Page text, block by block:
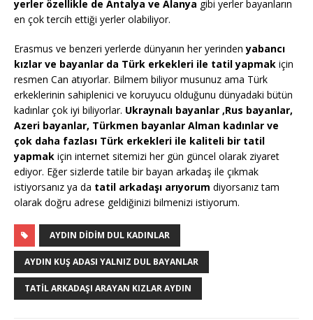
yerler özellikle de Antalya ve Alanya gibi yerler bayanların
en çok tercih ettiği yerler olabiliyor.
Erasmus ve benzeri yerlerde dünyanın her yerindenyabancı
kızlar ve bayanlar da Türk erkekleri ile tatil yapmak için
resmen Can atıyorlar. Bilmem biliyor musunuz ama Türk
erkeklerinin sahiplenici ve koruyucu olduğunu dünyadaki bütün
kadınlar çok iyi biliyorlar. Ukraynalı bayanlar ,Rus bayanlar,
Azeri bayanlar, Türkmen bayanlar Alman kadınlar ve
çok daha fazlası Türk erkekleri ile kaliteli bir tatil
yapmak için internet sitemizi her gün güncel olarak ziyaret
ediyor. Eğer sizlerde tatile bir bayan arkadaş ile çıkmak
istiyorsanız ya da tatil arkadaşı arıyorum diyorsanız tam
olarak doğru adrese geldiğinizi bilmenizi istiyorum.
AYDIN DIDIM DUL KADINLAR
AYDIN KUŞ ADASI YALNIZ DUL BAYANLAR
TATIL ARKADAŞI ARAYAN KIZLAR AYDIN